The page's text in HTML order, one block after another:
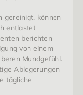
gereinigt, können
entlastet
berichten
von einem
Mundgefühl.
Ablagerungen
tägliche